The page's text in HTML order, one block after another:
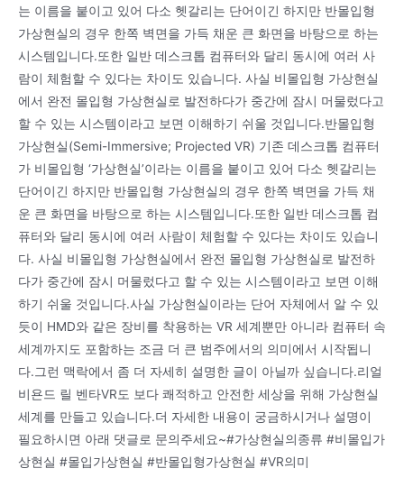
는 이름을 붙이고 있어 다소 헷갈리는 단어이긴 하지만 반몰입형
가상현실의 경우 한쪽 벽면을 가득 채운 큰 화면을 바탕으로 하는
시스템입니다.또한 일반 데스크톱 컴퓨터와 달리 동시에 여러 사
람이 체험할 수 있다는 차이도 있습니다. 사실 비몰입형 가상현실
에서 완전 몰입형 가상현실로 발전하다가 중간에 잠시 머물렀다고
할 수 있는 시스템이라고 보면 이해하기 쉬울 것입니다.반몰입형
가상현실(Semi-Immersive; Projected VR) 기존 데스크톱 컴퓨터
가 비몰입형 ‘가상현실’이라는 이름을 붙이고 있어 다소 헷갈리는
단어이긴 하지만 반몰입형 가상현실의 경우 한쪽 벽면을 가득 채
운 큰 화면을 바탕으로 하는 시스템입니다.또한 일반 데스크톱 컴
퓨터와 달리 동시에 여러 사람이 체험할 수 있다는 차이도 있습니
다. 사실 비몰입형 가상현실에서 완전 몰입형 가상현실로 발전하
다가 중간에 잠시 머물렀다고 할 수 있는 시스템이라고 보면 이해
하기 쉬울 것입니다.사실 가상현실이라는 단어 자체에서 알 수 있
듯이 HMD와 같은 장비를 착용하는 VR 세계뿐만 아니라 컴퓨터 속
세계까지도 포함하는 조금 더 큰 범주에서의 의미에서 시작됩니
다.그런 맥락에서 좀 더 자세히 설명한 글이 아닐까 싶습니다.리얼
비욘드 릴 벤타VR도 보다 쾌적하고 안전한 세상을 위해 가상현실
세계를 만들고 있습니다.더 자세한 내용이 궁금하시거나 설명이
필요하시면 아래 댓글로 문의주세요~#가상현실의종류 #비몰입가
상현실 #몰입가상현실 #반몰입형가상현실 #VR의미